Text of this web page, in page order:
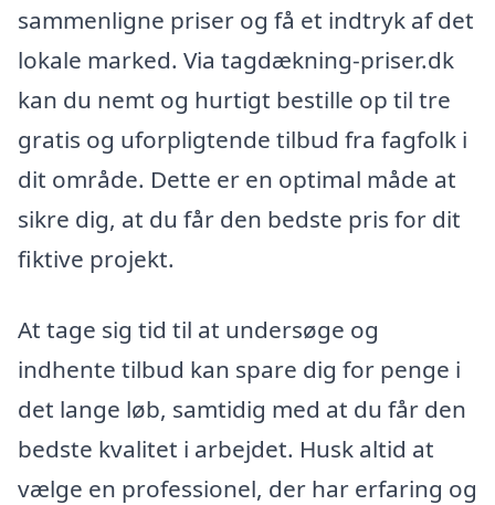
sammenligne priser og få et indtryk af det
lokale marked. Via tagdækning-priser.dk
kan du nemt og hurtigt bestille op til tre
gratis og uforpligtende tilbud fra fagfolk i
dit område. Dette er en optimal måde at
sikre dig, at du får den bedste pris for dit
fiktive projekt.
At tage sig tid til at undersøge og
indhente tilbud kan spare dig for penge i
det lange løb, samtidig med at du får den
bedste kvalitet i arbejdet. Husk altid at
vælge en professionel, der har erfaring og